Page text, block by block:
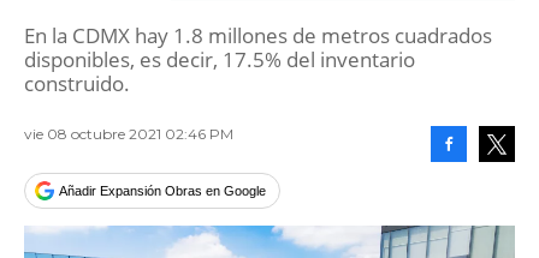
En la CDMX hay 1.8 millones de metros cuadrados
disponibles, es decir, 17.5% del inventario
construido.
vie 08 octubre 2021 02:46 PM
Añadir Expansión Obras en Google